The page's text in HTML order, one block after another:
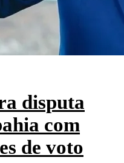
disputa
com
de voto